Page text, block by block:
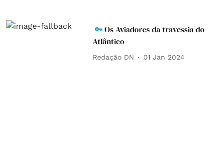
Os Aviadores da travessia do
Atlântico
Redação DN 01 Jan 2024